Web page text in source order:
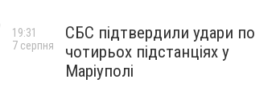
СБС підтвердили удари по
чотирьох підстанціях у
Маріуполі
19:31
7 серпня